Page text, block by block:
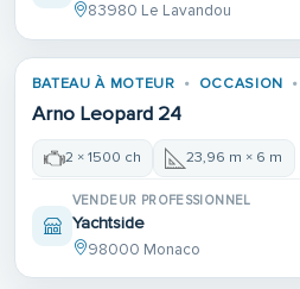
83980 Le Lavandou
BATEAU À MOTEUR OCCASION
Arno Leopard 24
2 × 1500 ch 23,96 m × 6 m
VENDEUR PROFESSIONNEL
Yachtside
98000 Monaco